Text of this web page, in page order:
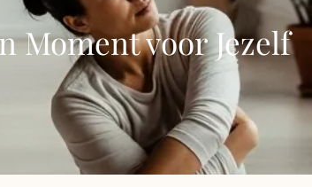
Moment voor Jezelf